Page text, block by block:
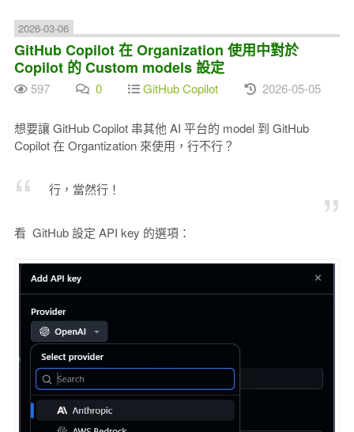
2026-03-06
GitHub Copilot 在 Organization 使用中對於
Copilot 的 Custom models 設定
597 0 GitHub Copilot 2026-05-05
想要讓 GitHub Copilot 串其他 AI 平台的 model 到 GitHub
Copilot 在 Organtization 來使用，行不行？
行，當然行！
看 GitHub 設定 API key 的選項：